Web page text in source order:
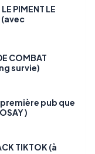
PIMENT LE
(avec
COMBAT
survie)
pub que
)
TIKTOK (à